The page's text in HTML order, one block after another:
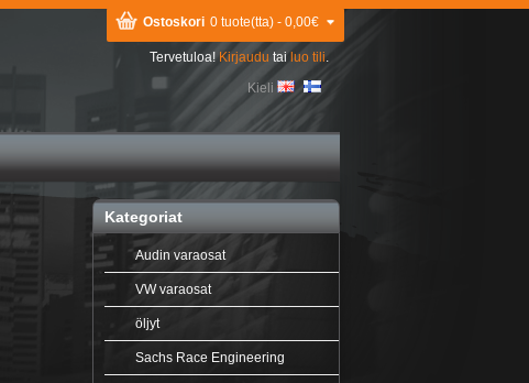
Ostoskori 0 tuote(tta) - 0,00€
Tervetuloa!Kirjaudu tai luo tili.
Kieli
Kategoriat
Audin varaosat
VW varaosat
öljyt
Sachs Race Engineering